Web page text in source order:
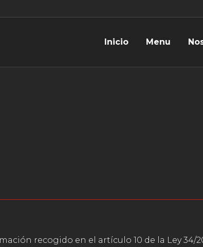
Inicio Menu
recogido en el artículo 10 de la Ley 34/